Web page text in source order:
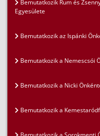
Bemutatkozik Rum és
Egyesülete
Bemutatkozik az Ispánki
Bemutatkozik a Nemescsói
Bemutatkozik a Nicki
Bemutatkozik a